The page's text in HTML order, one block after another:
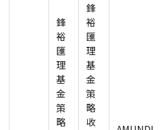
鋒
裕
匯
理
基
金
策
略
鋒
裕
匯
理
基
金
策
略
收